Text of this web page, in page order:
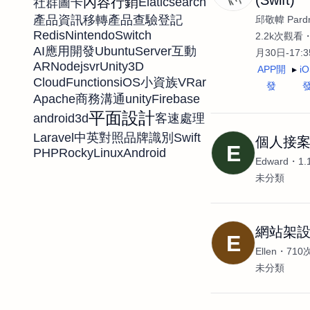
產品資訊移轉產品查驗登記
RedisNintendoSwitch
AI應用開發UbuntuServer互動
ARNodejsvrUnity3D
CloudFunctionsiOS小資族VRar
Apache商務溝通unityFirebase
android3d平面設計客速處理
Laravel中英對照品牌識別 Swift
PHPRockyLinuxAndroid
邱敬幃
2.2k次觀看
月30日-
APP開
發
E 個人接案
Edward
未分類
E 網站架
Ellen
710
未分類